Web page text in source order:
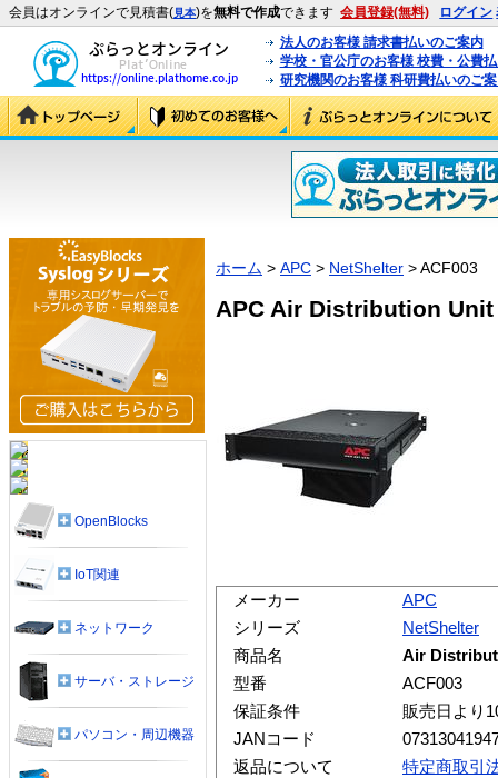
会員はオンラインで見積書(見本)を無料で作成できます 会員登録(無料) ログイン
法人のお客様 請求書払いのご案内
学校・官公庁のお客様 校費・公費
研究機関のお客様 科研費払いのご
ホーム > APC > NetShelter > ACF003
APC Air Distribution Unit
メーカー
APC
シリーズ
NetShelter
商品名
Air
型番
ACF003
保証条件
販売日より
JANコード
返品について
特定商取引
OpenBlocks
IoT関連
ネットワーク
サーバ・ストレージ
パソコン・周辺機器